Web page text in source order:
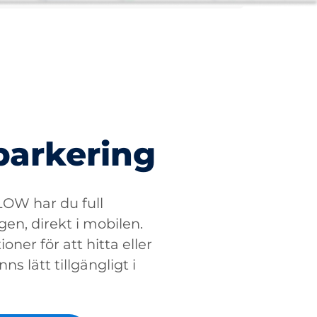
har du full
direkt i mobilen.
för att hitta eller
lätt tillgängligt i